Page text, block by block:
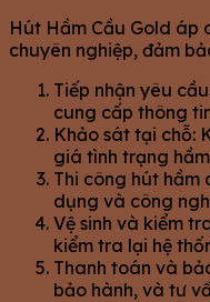
Hút Hầm Cầu Gold áp
chuyên nghiệp, đảm
Tiếp nhận yêu
cung cấp thông
Khảo sát tại chỗ:
giá tình trạng
Thi công hút hầm
dụng và công
Vệ sinh và kiểm
kiểm tra lại hệ
Thanh toán và
bảo hành, và tư